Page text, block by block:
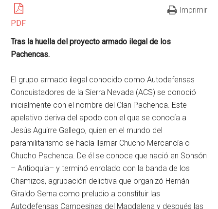
PDF
Imprimir
Tras la huella del proyecto armado ilegal de los
Pachencas.
El grupo armado ilegal conocido como Autodefensas
Conquistadores de la Sierra Nevada (ACS) se conoció
inicialmente con el nombre del Clan Pachenca. Este
apelativo deriva del apodo con el que se conocía a
Jesús Aguirre Gallego, quien en el mundo del
paramilitarismo se hacía llamar Chucho Mercancía o
Chucho Pachenca. De él se conoce que nació en Sonsón
– Antioquia– y terminó enrolado con la banda de los
Chamizos, agrupación delictiva que organizó Hernán
Giraldo Serna como preludio a constituir las
Autodefensas Campesinas del Magdalena y después las